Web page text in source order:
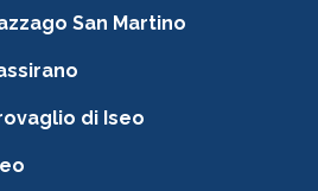
San Martino
di Iseo